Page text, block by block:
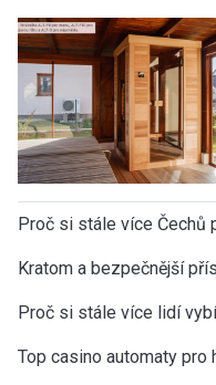
Proč si stále více Čechů
Kratom a bezpečnější
Proč si stále více lidí
Top casino automaty pro